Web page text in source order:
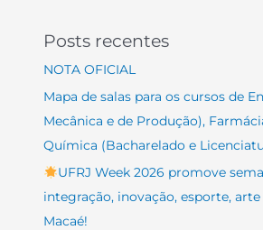
Posts recentes
NOTA OFICIAL
Mapa de salas para os cursos de
Mecânica e de Produção),
Química (Bacharelado e
UFRJ Week 2026 promove
integração, inovação, esporte,
Macaé!